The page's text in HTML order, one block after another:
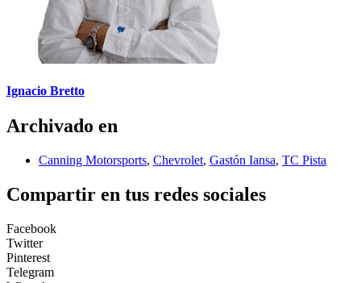
Ignacio Bretto
Archivado en
Canning Motorsports, Chevrolet, Gastón Iansa, TC Pista
Compartir en tus redes sociales
Facebook
Twitter
Pinterest
Telegram